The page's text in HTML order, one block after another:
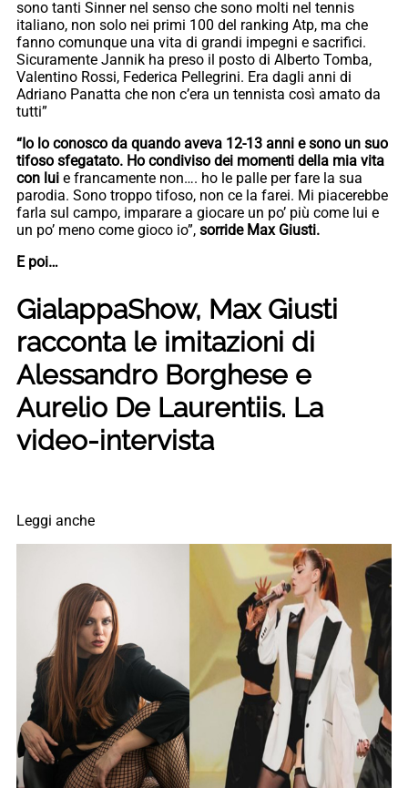
sono tanti Sinner nel senso che sono molti nel tennis
italiano, non solo nei primi 100 del ranking Atp, ma che
fanno comunque una vita di grandi impegni e sacrifici.
Sicuramente Jannik ha preso il posto di Alberto Tomba,
Valentino Rossi, Federica Pellegrini. Era dagli anni di
Adriano Panatta che non c’era un tennista così amato da
tutti”
“Io lo conosco da quando aveva 12-13 anni e sono un suo
tifoso sfegatato. Ho condiviso dei momenti della mia vita
con lui e francamente non…. ho le palle per fare la sua
parodia. Sono troppo tifoso, non ce la farei. Mi piacerebbe
farla sul campo, imparare a giocare un po’ più come lui e
un po’ meno come gioco io”, sorride Max Giusti.
E poi…
GialappaShow, Max Giusti
racconta le imitazioni di
Alessandro Borghese e
Aurelio De Laurentiis. La
video-intervista
Leggi anche